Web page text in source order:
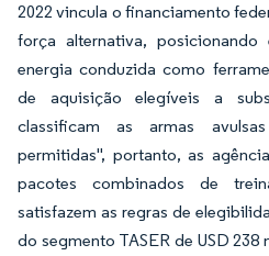
2022 vincula o financiamento
força alternativa,
energia conduzida como
de aquisição elegíveis a
classificam as armas
permitidas", portanto, as
pacotes combinados de
satisfazem as regras de
do segmento TASER de USD